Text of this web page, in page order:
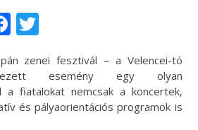
Facebook
zenei fesztivál – a Velencei-tó
esemény egy olyan
a fiatalokat nemcsak a koncertek,
és pályaorientációs programok is